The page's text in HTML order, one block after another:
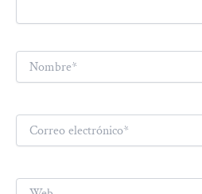
Nombre*
Correo
electrónico*
Web